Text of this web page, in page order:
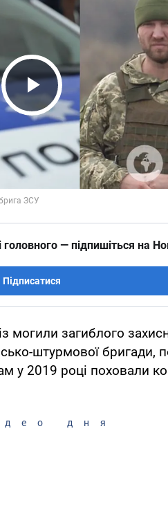
Play Video
— підпишіться на
Підписатися
могили загиблого
штурмової бригади,
у 2019 році поховали
дня